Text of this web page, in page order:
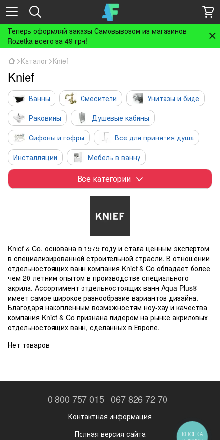
Теперь оформляй заказы Самовывозом из магазинов
Rozetka всего за 49 грн!
Каталог Knief
Knief
Ванны Смесители
Унитазы и биде
Раковины
Душевые кабины
Сифоны и гофры
Все для принятия душа
Инсталляции
Мебель в ванну
Полотенцесушители и радиаторы
Инженерная сантехника
Кухня
Насосы и фильтра
Обогреватели
Теплый пол
Котлы и колонки
Все категории
Knief & Co. основана в 1979 году и стала ценным экспертом
в специализированной строительной отрасли. В отношении
отдельностоящих ванн компания Knief & Co обладает более
чем 20-летним опытом в производстве специального
акрила. Ассортимент отдельностоящих ванн Aqua Plus®
имеет самое широкое разнообразие вариантов дизайна.
Благодаря накопленным возможностям ноу-хау и качества
компания Knief & Co признана лидером на рынке акриловых
отдельностоящих ванн, сделанных в Европе.
Нет товаров
0 800 757 015 067 826 72 70
Контактная информация
Полная версия сайта
КНОПКА